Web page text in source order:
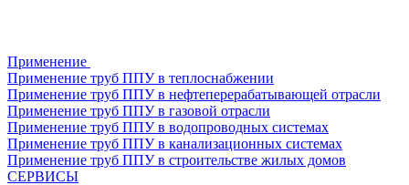
Применение
Применение труб ППУ в теплоснабжении
Применение труб ППУ в нефтеперерабатывающей отрасли
Применение труб ППУ в газовой отрасли
Применение труб ППУ в водопроводных системах
Применение труб ППУ в канализационных системах
Применение труб ППУ в строительстве жилых домов
СЕРВИСЫ